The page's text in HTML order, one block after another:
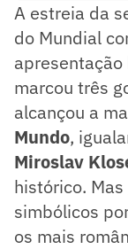
A estreia da
do Mundial
marcou três
alcançou a
Mundo,
Miroslav
histórico.
simbólicos
os mais